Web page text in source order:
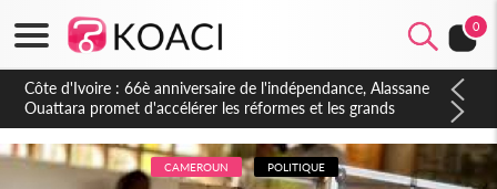
0
Côte d'Ivoire : À Abidjan, Amadou Oury Bah admire le modèle
ivoirien et veut s'en inspirer pour accélérer le développement
de la Guinée
CAMEROUN POLITIQUE